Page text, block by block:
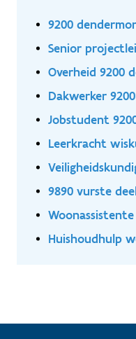
9200
Senior
Overheid 9200
Dakwerker
Jobstudent
Leerkracht
9890 vurste
Woonassistente
Huishoudhulp